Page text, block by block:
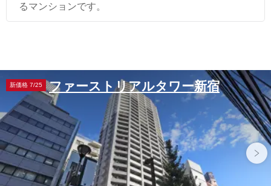
るマンションです。
新価格 7/25 ファーストリアルタワー新宿